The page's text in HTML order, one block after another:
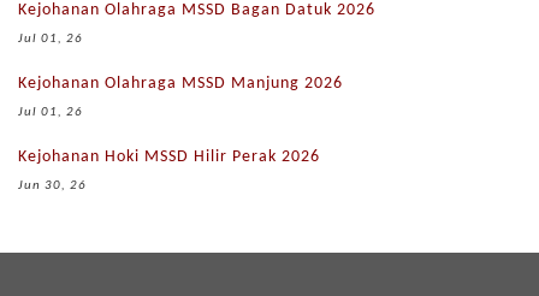
Kejohanan Olahraga MSSD Bagan Datuk 2026
Jul 01, 26
Kejohanan Olahraga MSSD Manjung 2026
Jul 01, 26
Kejohanan Hoki MSSD Hilir Perak 2026
Jun 30, 26